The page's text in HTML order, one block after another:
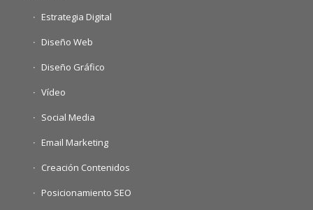
Estrategia Digital
Diseño Web
Diseño Gráfico
Vídeo
Social Media
Email Marketing
Creación Contenidos
Posicionamiento SEO